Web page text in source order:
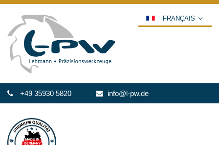
+49 35930 5820 info@l-pw.de
FRANÇAIS